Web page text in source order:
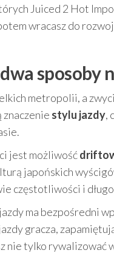
Juiced 2 Hot
wracasz do
metropolii, a
stylu jazdy,
jest możliwość
japońskich
częstotliwości i
ma bezpośredni
gracza,
nie tylko rywalizować